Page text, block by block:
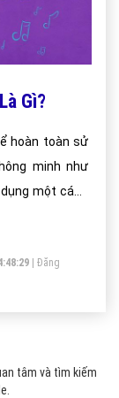
Gì?
hoàn toàn sử
minh như
một cách
Đăng
tâm và tìm kiếm